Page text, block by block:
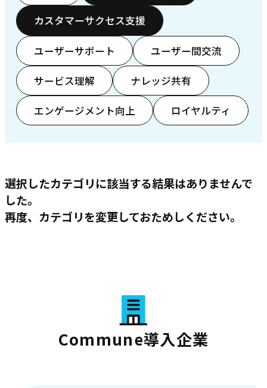
カスタマーサクセス支援
ユーザーサポート ユーザー間交流
サービス理解 ナレッジ共有
エンゲージメント向上 ロイヤルティ
選択したカテゴリに該当する結果はありませんで
した。
再度、カテゴリを変更しておためしください。
Commune導入企業